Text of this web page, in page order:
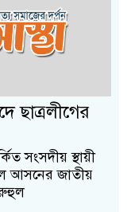
ছাত্রলীগের
সংসদীয় স্থায়ী
আসনের জাতীয়